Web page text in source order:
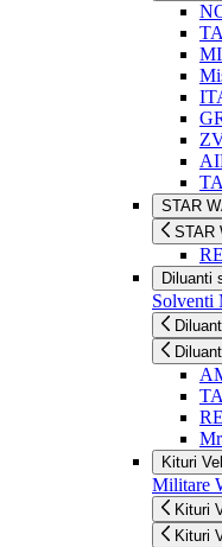
STAR
STAR
Diluanti
Solventi
Kituri
Militare
Kituri
Kituri